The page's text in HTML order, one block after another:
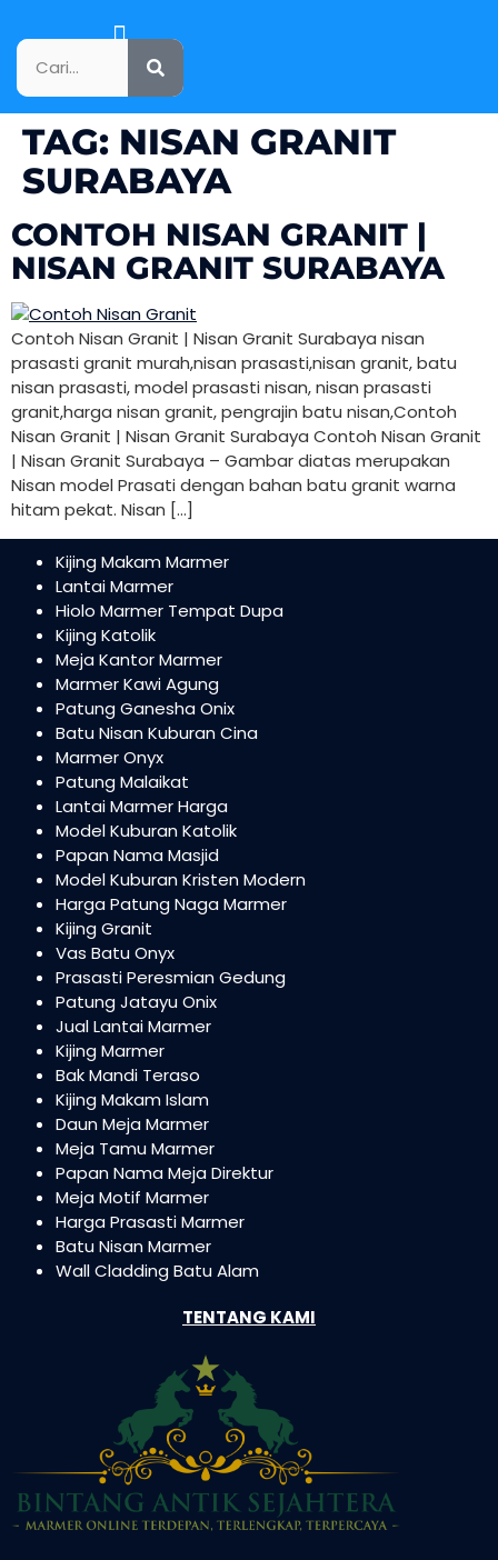
TAG: NISAN GRANIT
SURABAYA
CONTOH NISAN GRANIT |
NISAN GRANIT SURABAYA
Contoh Nisan Granit | Nisan Granit Surabaya nisan
prasasti granit murah,nisan prasasti,nisan granit, batu
nisan prasasti, model prasasti nisan, nisan prasasti
granit,harga nisan granit, pengrajin batu nisan,Contoh
Nisan Granit | Nisan Granit Surabaya Contoh Nisan Granit
| Nisan Granit Surabaya – Gambar diatas merupakan
Nisan model Prasati dengan bahan batu granit warna
hitam pekat. Nisan […]
Kijing Makam Marmer
Lantai Marmer
Hiolo Marmer Tempat Dupa
Kijing Katolik
Meja Kantor Marmer
Marmer Kawi Agung
Patung Ganesha Onix
Batu Nisan Kuburan Cina
Marmer Onyx
Patung Malaikat
Lantai Marmer Harga
Model Kuburan Katolik
Papan Nama Masjid
Model Kuburan Kristen Modern
Harga Patung Naga Marmer
Kijing Granit
Vas Batu Onyx
Prasasti Peresmian Gedung
Patung Jatayu Onix
Jual Lantai Marmer
Kijing Marmer
Bak Mandi Teraso
Kijing Makam Islam
Daun Meja Marmer
Meja Tamu Marmer
Papan Nama Meja Direktur
Meja Motif Marmer
Harga Prasasti Marmer
Batu Nisan Marmer
Wall Cladding Batu Alam
TENTANG KAMI